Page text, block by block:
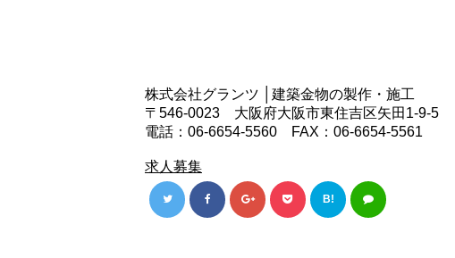
株式会社グランツ │建築金物の製作・施工
〒546-0023 大阪府大阪市東住吉区矢田1-9-5
電話：06-6654-5560 FAX：06-6654-5561
求人募集
B!